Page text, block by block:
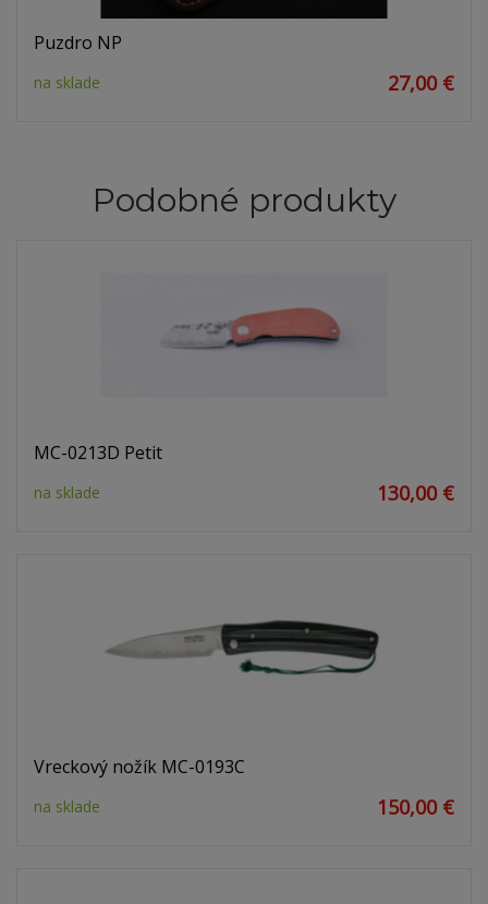
Puzdro NP
na sklade 27,00 €
Podobné produkty
MC-0213D Petit
na sklade 130,00 €
Vreckový nožík MC-0193C
na sklade 150,00 €